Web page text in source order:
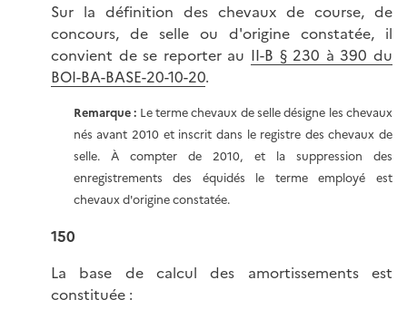
Sur la définition des chevaux de course, de
concours, de selle ou d'origine constatée, il
convient de se reporter au II-B § 230 à 390 du
BOI-BA-BASE-20-10-20.
Remarque : Le terme chevaux de selle désigne les chevaux
nés avant 2010 et inscrit dans le registre des chevaux de
selle. À compter de 2010, et la suppression des
enregistrements des équidés le terme employé est
chevaux d'origine constatée.
150
La base de calcul des amortissements est
constituée :